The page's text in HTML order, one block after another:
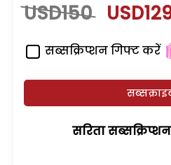
USD150
सब्सक्रिप्शन गिफ्ट करें
सरिता